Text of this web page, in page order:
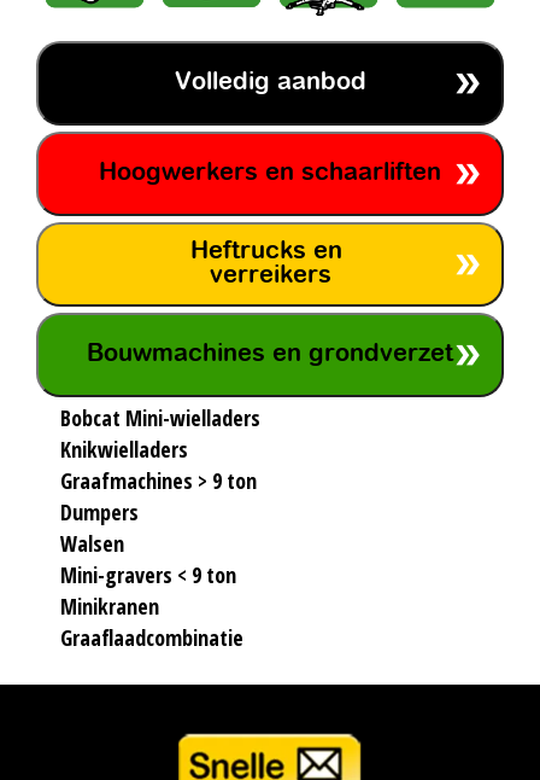
Volledig aanbod
Hoogwerkers en schaarliften
Heftrucks en
verreikers
Bouwmachines en grondverzet
Bobcat Mini-wielladers
Knikwielladers
Graafmachines > 9 ton
Dumpers
Walsen
Mini-gravers < 9 ton
Minikranen
Graaflaadcombinatie